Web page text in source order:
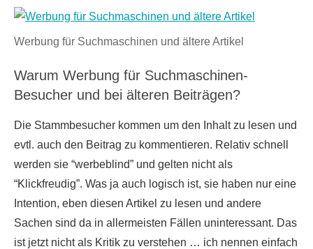
Werbung für Suchmaschinen und ältere Artikel
Warum Werbung für Suchmaschinen-
Besucher und bei älteren Beiträgen?
Die Stammbesucher kommen um den Inhalt zu lesen und
evtl. auch den Beitrag zu kommentieren. Relativ schnell
werden sie “werbeblind” und gelten nicht als
“Klickfreudig”. Was ja auch logisch ist, sie haben nur eine
Intention, eben diesen Artikel zu lesen und andere
Sachen sind da in allermeisten Fällen uninteressant. Das
ist jetzt nicht als Kritik zu verstehen … ich nennen einfach